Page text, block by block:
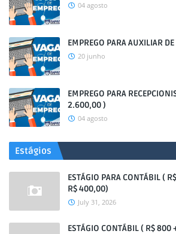
04 agosto
EMPREGO PARA AUXILIAR
20 junho
EMPREGO PARA
2.600,00 )
04 agosto
Estágios
ESTÁGIO PARA CONTÁBIL (
R$ 400,00)
July 31, 2026
ESTÁGIO CONTÁBIL ( R$